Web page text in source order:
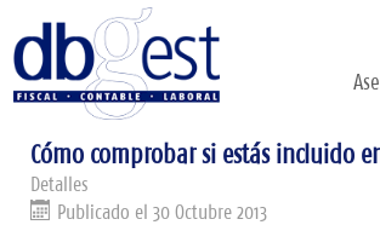
Cómo comprobar si estás incluido
Detalles
Publicado el 30 Octubre 2013